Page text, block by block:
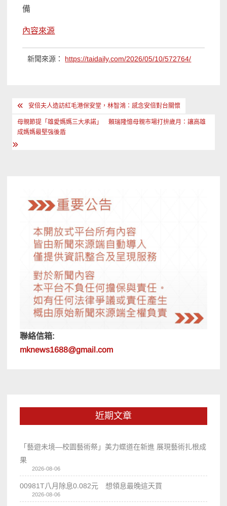
備
內容來源
新聞來源： https://taidaily.com/2026/05/10/572764/
文
章
導
安倍夫人造訪紅毛港保安堂，林智鴻：感念安倍對台關懷
母親節提「雄愛媽媽三大承諾」 賴瑞隆憶母親市場打拚歲月：讓高雄
成媽媽最堅強後盾
聯絡信箱:
mknews1688@gmail.com
近期文章
「藝遊未境—校園藝術祭」美力蝶道在新進 展現藝術扎根成
果
2026-08-06
00981T八月除息0.082元 想領息最晚這天買
2026-08-06